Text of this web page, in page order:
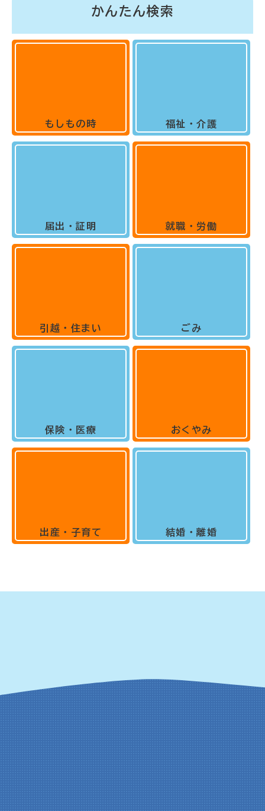
かんたん検索
もしもの時
届出・証明
引越・住まい
保険・医療
出産・子育て
福祉・介護
就職・労働
ごみ
おくやみ
結婚・離婚